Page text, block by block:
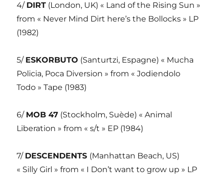
4/ DIRT (London, UK) « Land of the Rising Sun »
from « Never Mind Dirt here’s the Bollocks » LP
(1982)
5/ ESKORBUTO (Santurtzi, Espagne) « Mucha
Policia, Poca Diversion » from « Jodiendolo
Todo » Tape (1983)
6/ MOB 47 (Stockholm, Suède) « Animal
Liberation » from « s/t » EP (1984)
7/ DESCENDENTS (Manhattan Beach, US)
« Silly Girl » from « I Don’t want to grow up » LP